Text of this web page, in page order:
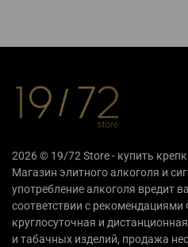
2026 © 19/72 Store - купить
Магазин элитного алкоголя и
употребление алкоголя вредит
соответствии с
круглосуточная и
и табачных изделий, продажа